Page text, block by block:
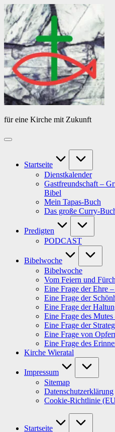
Skip
to
content
von
für eine Kirche mit Zukunft
Startseite
Dienstkalender
Gastfreundschaft –
Bibel
Mein Tapas-Buch
Das große Curry-
Predigten
PODCAST
Bibelwoche
Bibelwoche
Vom Feiern und
Eine Frage der Ehre
Eine Frage der
Eine Frage der
Eine Frage des
Eine Frage der
Eine Frage von
Eine Frage des
Kirche Wieratal
Impressum
Sitemap
Datenschutzerklärung
Cookie-Richtlinie
Startseite